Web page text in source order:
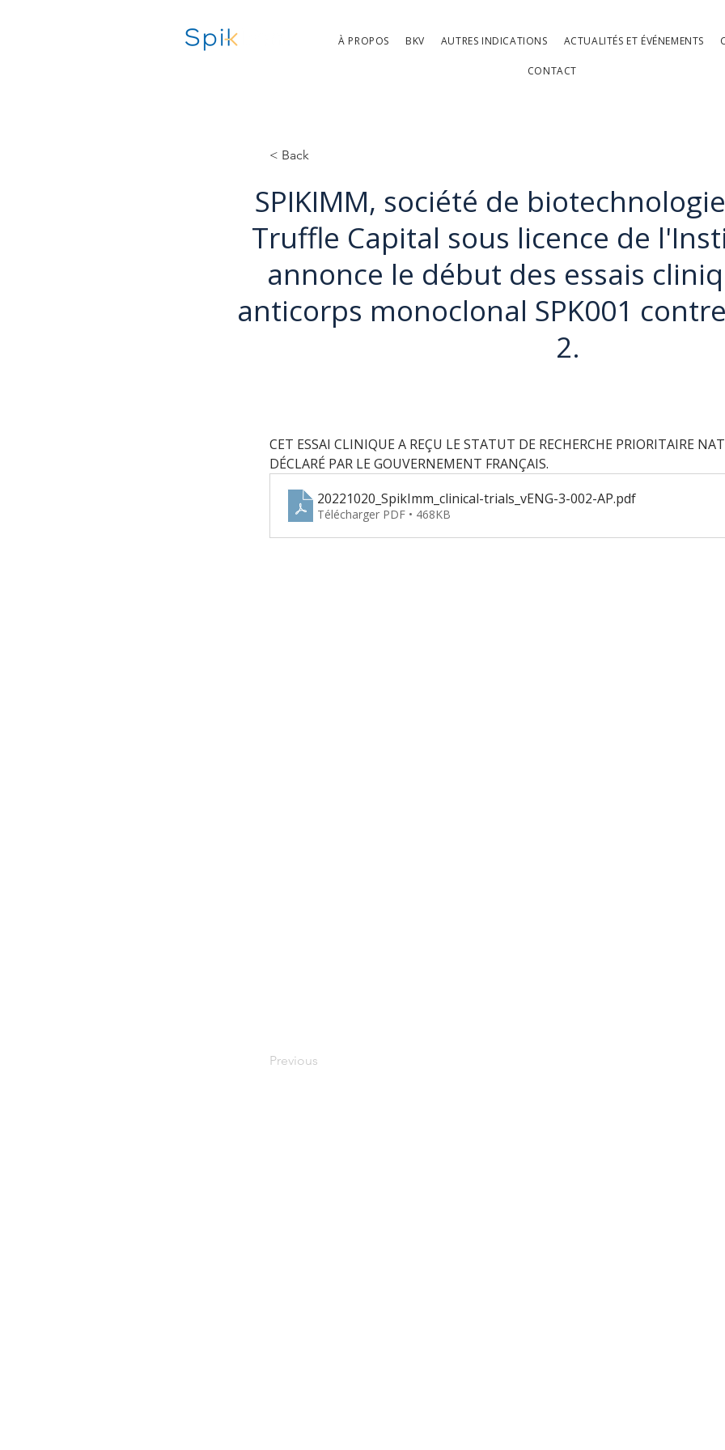
À PROPOS BKV AUTRES INDICATIONS ACTUALITÉS ET ÉVÉNEMENTS
CONTACT
< Back
SPIKIMM, société de
Truffle Capital sous licence de
annonce le début des essais
anticorps monoclonal SPK001 contre
2.
CET ESSAI CLINIQUE A REÇU LE STATUT DE RECHERCHE PRIORITAIRE
DÉCLARÉ PAR LE GOUVERNEMENT FRANÇAIS.
20221020_SpikImm_clinical-trials_vENG-3-002-AP.pdf
Télécharger PDF • 468KB
Previous